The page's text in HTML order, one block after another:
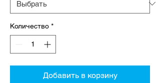
Количество *
Добавить в корзину